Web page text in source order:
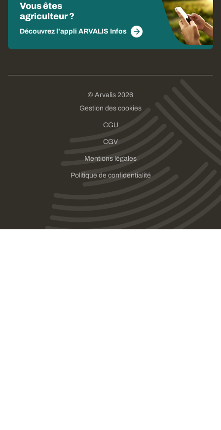
Vous êtes
agriculteur ?
Découvrez l'appli ARVALIS Infos
© Arvalis 2026
Gestion des cookies
CGU
CGV
Mentions légales
Politique de confidentialité